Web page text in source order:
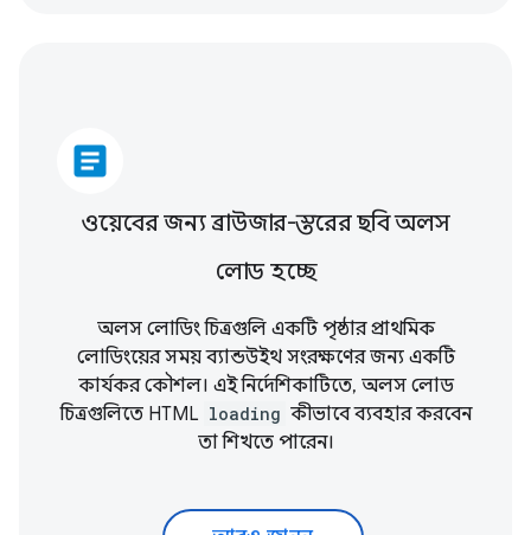
article
ওয়েবের জন্য ব্রাউজার-স্তরের ছবি অলস
লোড হচ্ছে
অলস লোডিং চিত্রগুলি একটি পৃষ্ঠার প্রাথমিক
লোডিংয়ের সময় ব্যান্ডউইথ সংরক্ষণের জন্য একটি
কার্যকর কৌশল। এই নির্দেশিকাটিতে, অলস লোড
চিত্রগুলিতে HTML loading কীভাবে ব্যবহার করবেন
তা শিখতে পারেন।